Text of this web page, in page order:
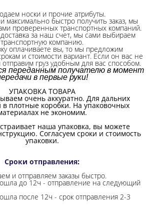
носки и прочие атрибуты.
максимально быстро получить заказ, мы
проверенных транспортных компаний.
доставка за наш счет, мы сами выбираем
транспортную компанию.
оплачиваете вы, то мы предложим
и стоимости вариант. Если он вас не
отправим груз удобным для вас способом.
переданным получателю в момент
в первые руки!
УПАКОВКА ТОВАРА
очень аккуратно. Для дальних
в плотные коробки. На упаковочных
не экономим.
наша упаковка, вы можете
Согласуем сроки и стоимость
упаковки.
Сроки отправления:
и отправляем заказы быстро.
до 12ч - отправление на следующий
после 12ч - срок отправления 2-3